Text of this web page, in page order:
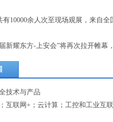
10000余人次至现场观展，来自全
新耀东方-上安会”将再次拉开帷幕
技术与产品
互联网+；云计算；工控和工业互